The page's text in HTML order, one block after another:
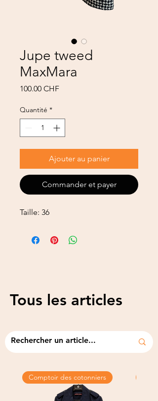
Jupe tweed
MaxMara
100.00 CHFPrix
Quantité *
Ajouter au panier
Commander et payer
Taille: 36
Tous les articles
Comptoir des cotonniers